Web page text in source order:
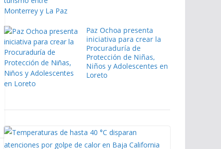
Paz Ochoa presenta
iniciativa para crear la
Procuraduría de
Protección de Niñas,
Niños y Adolescentes en
Loreto